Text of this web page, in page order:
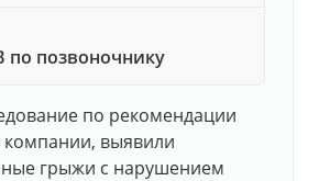
по позвоночнику
по рекомендации
компании, выявили
грыжи с нарушением